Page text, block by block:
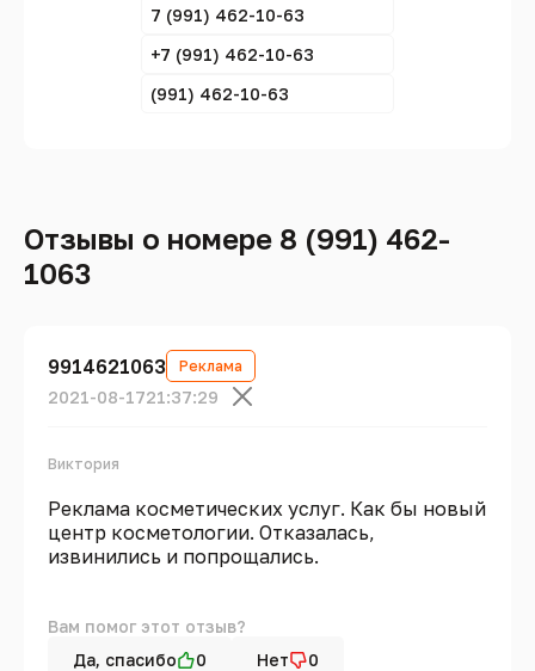
7 (991) 462-10-63
+7 (991) 462-10-63
(991) 462-10-63
Отзывы о номере 8 (991) 462-
1063
9914621063 Реклама
2021-08-1721:37:29
Виктория
Реклама косметических услуг. Как бы новый
центр косметологии. Отказалась,
извинились и попрощались.
Вам помог этот отзыв?
Да, спасибо
0 Нет 0